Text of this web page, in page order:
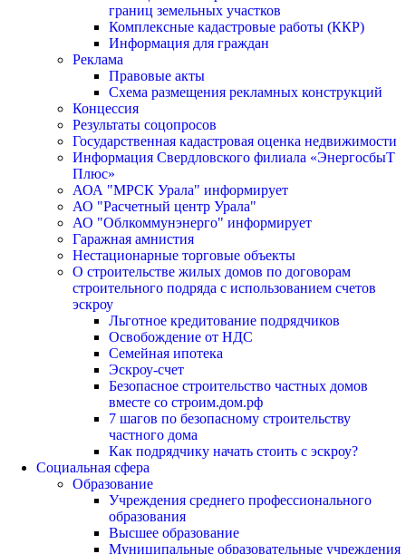
границ земельных участков
Комплексные кадастровые работы (ККР)
Информация для граждан
Реклама
Правовые акты
Схема размещения рекламных конструкций
Концессия
Результаты соцопросов
Государственная кадастровая оценка недвижимости
Информация Свердловского филиала «ЭнергосбыТ
Плюс»
АОА "МРСК Урала" информирует
АО "Расчетный центр Урала"
АО "Облкоммунэнерго" информирует
Гаражная амнистия
Нестационарные торговые объекты
О строительстве жилых домов по договорам
строительного подряда с использованием счетов
эскроу
Льготное кредитование подрядчиков
Освобождение от НДС
Семейная ипотека
Эскроу-счет
Безопасное строительство частных домов
вместе со строим.дом.рф
7 шагов по безопасному строительству
частного дома
Как подрядчику начать стоить с эскроу?
Социальная сфера
Образование
Учреждения среднего профессионального
образования
Высшее образование
Муниципальные образовательные учреждения